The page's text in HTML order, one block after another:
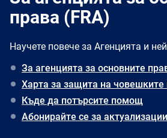
права (FRA)
Научете повече за Агенцията и
За агенцията за основните
Харта за защита на човешките
Къде да потърсите помощ
Абонирайте се за актуализации